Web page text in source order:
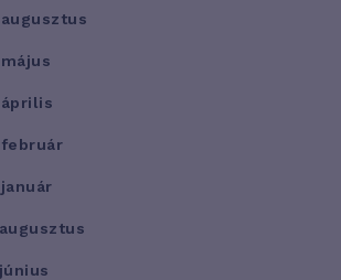
augusztus
április
február